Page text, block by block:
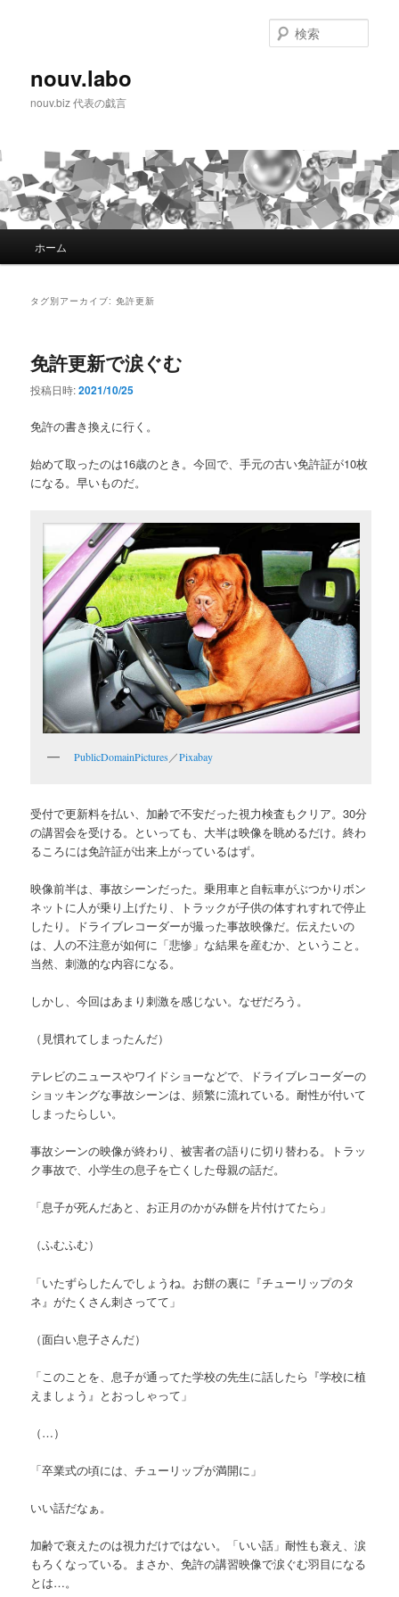
nouv.labo
nouv.biz 代表の戯言
索
メインコンテンツへ移動
サブコンテンツへ移動
ホーム
タグ別アーカイブ:免許更新
免許更新で涙ぐむ
投稿日時:2021/10/25
免許の書き換えに行く。
始めて取ったのは16歳のとき。今回で、手元の古い免許証が10枚
になる。早いものだ。
PublicDomainPictures／Pixabay
受付で更新料を払い、加齢で不安だった視力検査もクリア。30分
の講習会を受ける。といっても、大半は映像を眺めるだけ。終わ
るころには免許証が出来上がっているはず。
映像前半は、事故シーンだった。乗用車と自転車がぶつかりボン
ネットに人が乗り上げたり、トラックが子供の体すれすれで停止
したり。ドライブレコーダーが撮った事故映像だ。伝えたいの
は、人の不注意が如何に「悲惨」な結果を産むか、ということ。
当然、刺激的な内容になる。
しかし、今回はあまり刺激を感じない。なぜだろう。
（見慣れてしまったんだ）
テレビのニュースやワイドショーなどで、ドライブレコーダーの
ショッキングな事故シーンは、頻繁に流れている。耐性が付いて
しまったらしい。
事故シーンの映像が終わり、被害者の語りに切り替わる。トラッ
ク事故で、小学生の息子を亡くした母親の話だ。
「息子が死んだあと、お正月のかがみ餅を片付けてたら」
（ふむふむ）
「いたずらしたんでしょうね。お餅の裏に『チューリップのタ
ネ』がたくさん刺さってて」
（面白い息子さんだ）
「このことを、息子が通ってた学校の先生に話したら『学校に植
えましょう』とおっしゃって」
（…）
「卒業式の頃には、チューリップが満開に」
いい話だなぁ。
加齢で衰えたのは視力だけではない。「いい話」耐性も衰え、涙
もろくなっている。まさか、免許の講習映像で涙ぐむ羽目になる
とは…。